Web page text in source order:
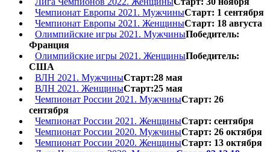
Чемпионат Европы 2021. МужчиныСтарт: 1 сентября
Чемпионат Европы 2021. ЖенщиныСтарт: 18 августа
Олимпийские игры 2021. МужчиныПобедитель:
Франция
Олимпийские игры 2021. ЖенщиныПобедитель:
США
ВЛН 2021. МужчиныСтарт:28 мая
ВЛН 2021. ЖенщиныСтарт:25 мая
Чемпионат России 2021. МужчиныСтарт: 26
сентября
Чемпионат России 2021. ЖенщиныСтарт: сентября
Чемпионат России 2020. МужчиныСтарт: 26 октября
Чемпионат России 2020. ЖенщиныСтарт: 13 октября